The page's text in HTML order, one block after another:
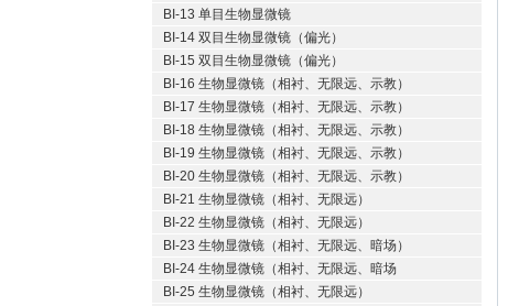
BI-13 单目生物显微镜
BI-14 双目生物显微镜（偏光）
BI-15 双目生物显微镜（偏光）
BI-16 生物显微镜（相衬、无限远、示教）
BI-17 生物显微镜（相衬、无限远、示教）
BI-18 生物显微镜（相衬、无限远、示教）
BI-19 生物显微镜（相衬、无限远、示教）
BI-20 生物显微镜（相衬、无限远、示教）
BI-21 生物显微镜（相衬、无限远）
BI-22 生物显微镜（相衬、无限远）
BI-23 生物显微镜（相衬、无限远、暗场）
BI-24 生物显微镜（相衬、无限远、暗场
BI-25 生物显微镜（相衬、无限远）